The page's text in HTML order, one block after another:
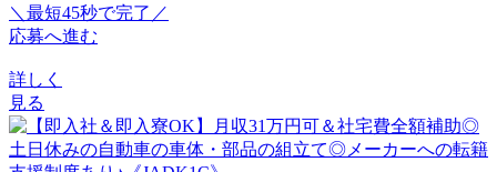
＼最短45秒で完了／
応募へ進む
詳しく
見る